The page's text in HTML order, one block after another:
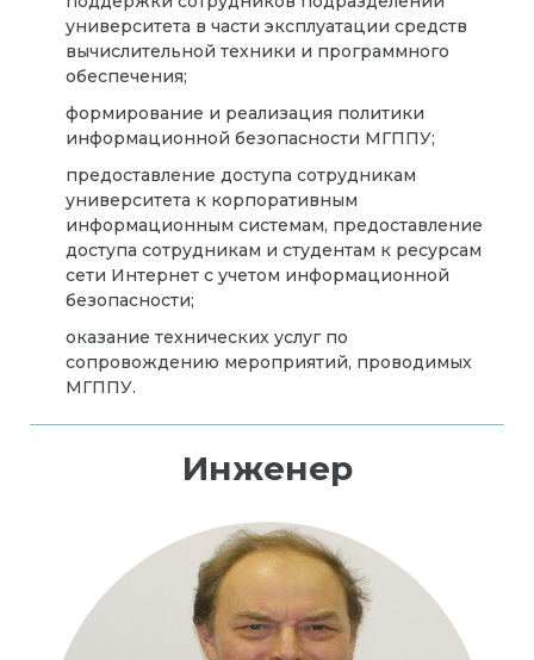
университета в части эксплуатации средств
вычислительной техники и программного
обеспечения;
формирование и реализация политики
информационной безопасности МГППУ;
предоставление доступа сотрудникам
университета к корпоративным
информационным системам, предоставление
доступа сотрудникам и студентам к ресурсам
сети Интернет с учетом информационной
безопасности;
оказание технических услуг по
сопровождению мероприятий, проводимых
МГППУ.
Инженер